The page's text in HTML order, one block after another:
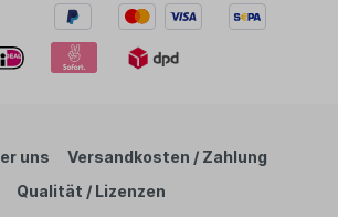
uns
Versandkosten / Zahlung
Qualität / Lizenzen